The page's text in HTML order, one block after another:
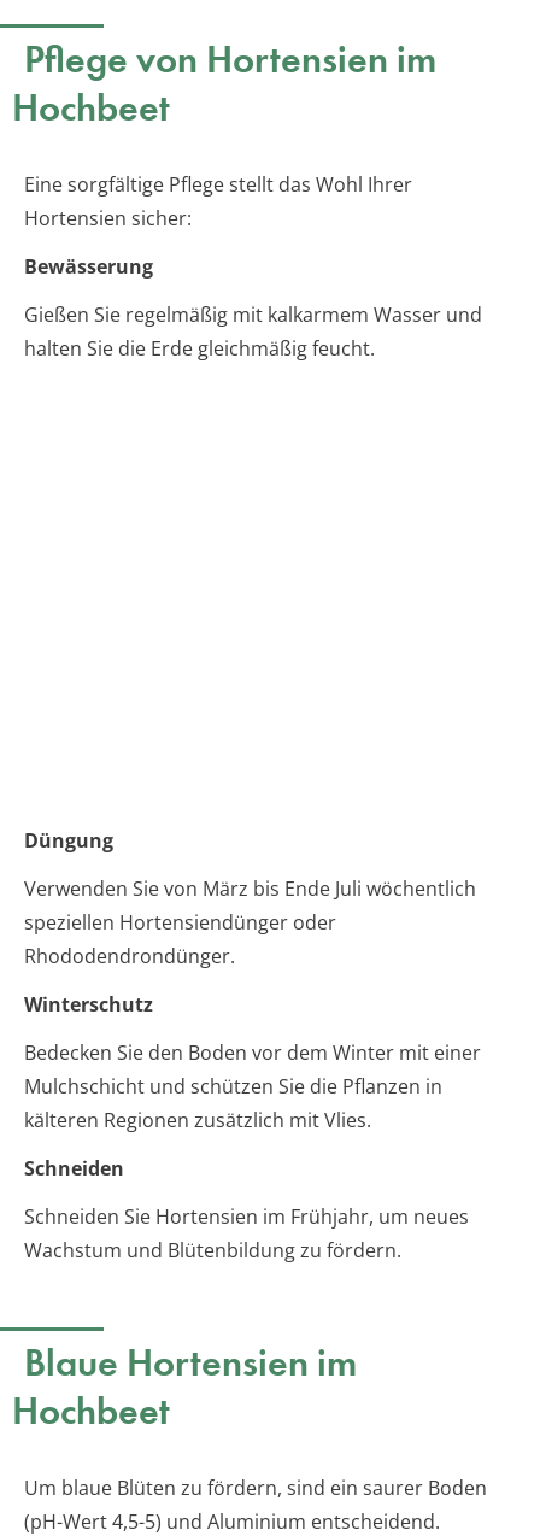
Pflege von Hortensien im
Hochbeet
Eine sorgfältige Pflege stellt das Wohl Ihrer
Hortensien sicher:
Bewässerung
Gießen Sie regelmäßig mit kalkarmem Wasser und
halten Sie die Erde gleichmäßig feucht.
Düngung
Verwenden Sie von März bis Ende Juli wöchentlich
speziellen Hortensiendünger oder
Rhododendrondünger.
Winterschutz
Bedecken Sie den Boden vor dem Winter mit einer
Mulchschicht und schützen Sie die Pflanzen in
kälteren Regionen zusätzlich mit Vlies.
Schneiden
Schneiden Sie Hortensien im Frühjahr, um neues
Wachstum und Blütenbildung zu fördern.
Blaue Hortensien im
Hochbeet
Um blaue Blüten zu fördern, sind ein saurer Boden
(pH-Wert 4,5-5) und Aluminium entscheidend.